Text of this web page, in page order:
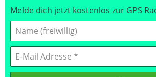
Melde dich jetzt kostenlos zur GPS